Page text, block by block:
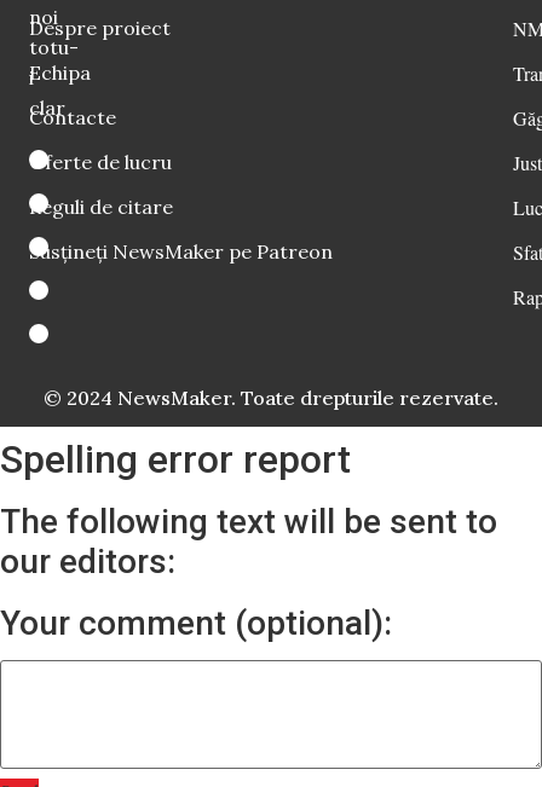
noi
totu-
i
clar
Despre proiect
Echipa
Contacte
Oferte de lucru
Reguli de citare
Susțineți NewsMaker pe Patreon
© 2024 NewsMaker. Toate drepturile rezervate.
Spelling error report
The following text will be sent to
our editors:
Your comment (optional):